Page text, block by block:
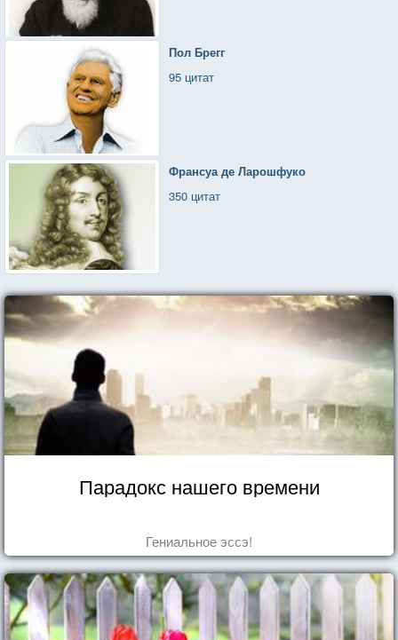
Пол Брегг
95 цитат
Франсуа де Ларошфуко
350 цитат
Парадокс нашего времени
Гениальное эссэ!